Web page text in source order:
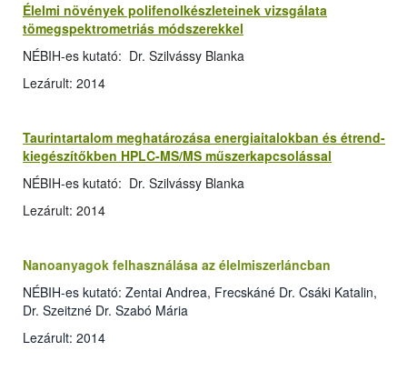
Élelmi növények polifenolkészleteinek vizsgálata
tömegspektrometriás módszerekkel
NÉBIH-es kutató: Dr. Szilvássy Blanka
Lezárult: 2014
Taurintartalom meghatározása energiaitalokban és étrend-
kiegészítőkben HPLC-MS/MS műszerkapcsolással
NÉBIH-es kutató: Dr. Szilvássy Blanka
Lezárult: 2014
Nanoanyagok felhasználása az élelmiszerláncban
NÉBIH-es kutató: Zentai Andrea, Frecskáné Dr. Csáki Katalin,
Dr. Szeitzné Dr. Szabó Mária
Lezárult: 2014